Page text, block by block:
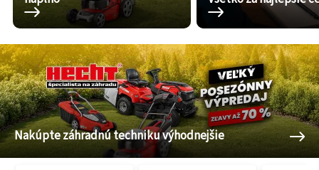
Nakúpte záhradnú techniku výhodnejšie